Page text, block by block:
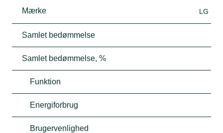
Mærke LG
Samlet bedømmelse
Samlet bedømmelse, %
Funktion
Energiforbrug
Brugervenlighed